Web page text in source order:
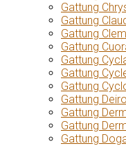
Gattung
Gattung
Gattung
Gattung
Gattung
Gattung
Gattung
Gattung
Gattung
Gattung
Gattung